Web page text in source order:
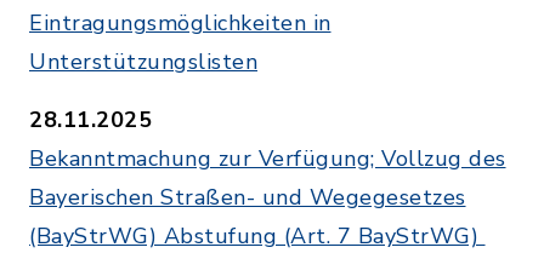
Eintragungsmöglichkeiten in
Unterstützungslisten
28.11.2025
Bekanntmachung zur Verfügung; Vollzug des
Bayerischen Straßen- und Wegegesetzes
(BayStrWG) Abstufung (Art. 7 BayStrWG)